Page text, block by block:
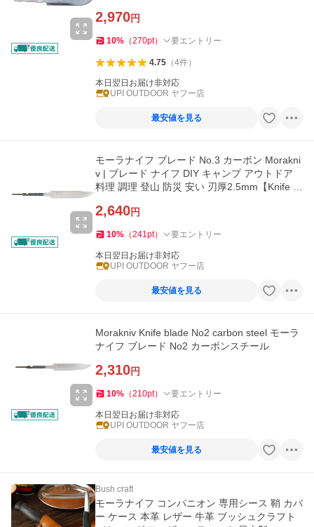
2,970円
10% （270pt） 要エントリー
4.75（4件）
本日翌日お届け非対応
UPI OUTDOOR ヤフー店
最安値を見る
モーラナイフ ブレード No.3 カーボン Morakni
v | ブレード ナイフ DIY キャンプ アウトドア
料理 調理 登山 防災 安い 刃厚2.5mm【Knife bl
2,640円
10% （241pt） 要エントリー
本日翌日お届け非対応
UPI OUTDOOR ヤフー店
最安値を見る
Morakniv Knife blade No2 carbon steel モーラ
ナイフ ブレード No2 カーボンスチール
2,310円
10% （210pt） 要エントリー
本日翌日お届け非対応
UPI OUTDOOR ヤフー店
最安値を見る
Bush craft
モーラナイフ コンパニオン 専用シース 鞘 カバ
ー ケース 本革 レザー 牛革 ブッシュクラフト